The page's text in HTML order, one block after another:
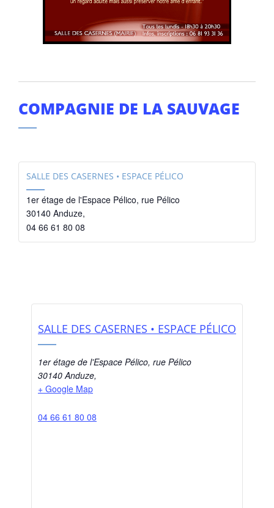
COMPAGNIE DE LA SAUVAGE
SALLE DES CASERNES • ESPACE PÉLICO
1er étage de l'Espace Pélico, rue Pélico
30140 Anduze,
04 66 61 80 08
SALLE DES CASERNES • ESPACE PÉLICO
1er étage de l'Espace Pélico, rue Pélico
30140 Anduze,
+ Google Map
04 66 61 80 08